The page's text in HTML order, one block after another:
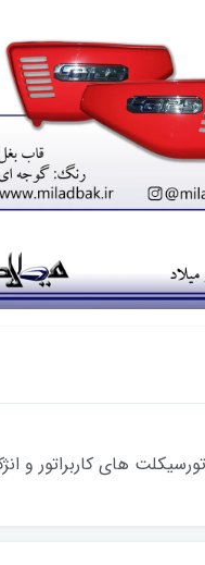
های کاربراتور و انژکتور (